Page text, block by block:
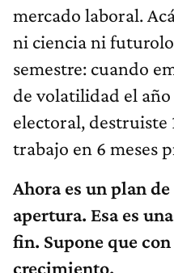
mercado laboral.
ni ciencia ni
semestre: cuando
de volatilidad el
electoral, destruiste
trabajo en 6 meses
Ahora es un plan
apertura. Esa es
fin. Supone que
crecimiento.